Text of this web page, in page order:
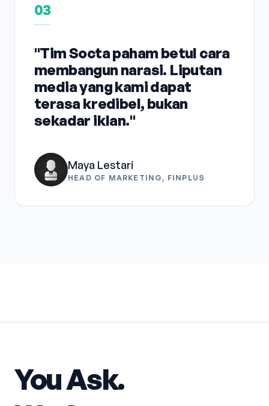
03
"Tim Socta paham betul cara
membangun narasi. Liputan
media yang kami dapat
terasa kredibel, bukan
sekadar iklan."
Maya Lestari
HEAD OF MARKETING, FINPLUS
You Ask.